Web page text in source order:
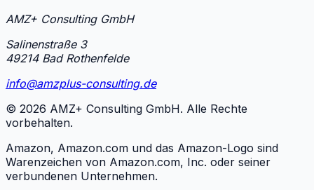
AMZ+ Consulting GmbH
Salinenstraße 3
49214 Bad Rothenfelde
info@amzplus-consulting.de
© 2026 AMZ+ Consulting GmbH. Alle Rechte
vorbehalten.
Amazon, Amazon.com und das Amazon-Logo sind
Warenzeichen von Amazon.com, Inc. oder seiner
verbundenen Unternehmen.